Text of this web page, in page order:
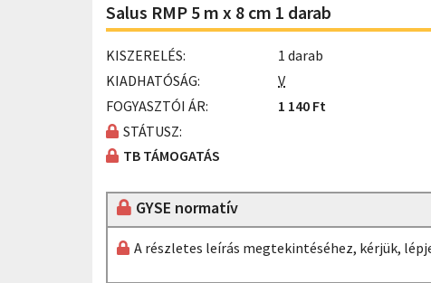
Salus RMP 5 m x 8 cm 1 darab
KISZERELÉS:
1 darab
KIADHATÓSÁG:
V
FOGYASZTÓI ÁR:
1 140 Ft
STÁTUSZ:
TB TÁMOGATÁS
GYSE normatív
A részletes leírás megtekintéséhez, kérjük,